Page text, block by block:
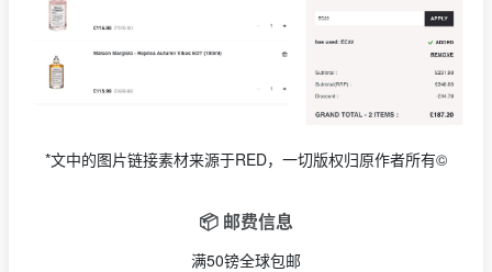
*文中的图片链接素材来源于RED，一切版权归原作者所有©
📦 邮费信息
满50镑全球包邮